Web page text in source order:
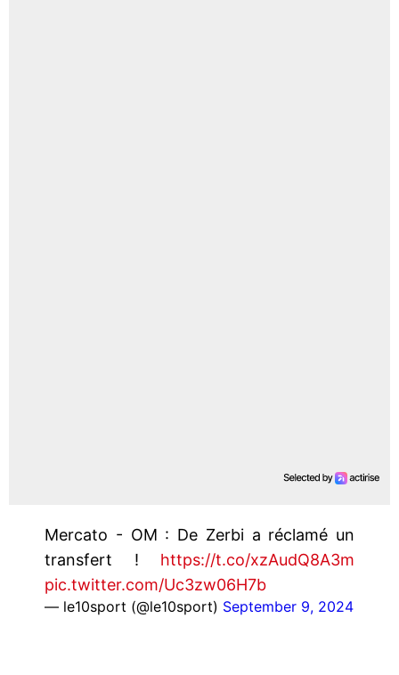
Mercato - OM : De Zerbi a réclamé un
transfert ! https://t.co/xzAudQ8A3m
pic.twitter.com/Uc3zw06H7b
— le10sport (@le10sport) September 9, 2024